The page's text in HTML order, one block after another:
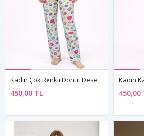
Kadın Çok Renkli Donut Desenli Kısa Kollu Yazlık Pijama Takımı
450,00 TL 450,00